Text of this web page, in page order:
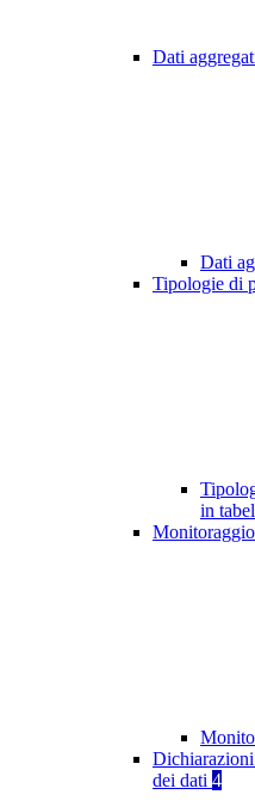
Dati
Dati
Tipologie di
in
dei dati 4